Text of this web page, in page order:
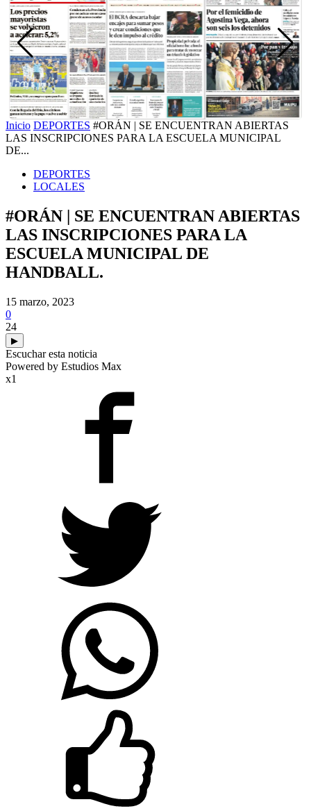
Inicio DEPORTES #ORÁN | SE ENCUENTRAN ABIERTAS
LAS INSCRIPCIONES PARA LA ESCUELA MUNICIPAL
DE...
DEPORTES
LOCALES
#ORÁN | SE ENCUENTRAN ABIERTAS
LAS INSCRIPCIONES PARA LA
ESCUELA MUNICIPAL DE
HANDBALL.
15 marzo, 2023
0
24
▶
Escuchar esta noticia
Powered by Estudios Max
x1